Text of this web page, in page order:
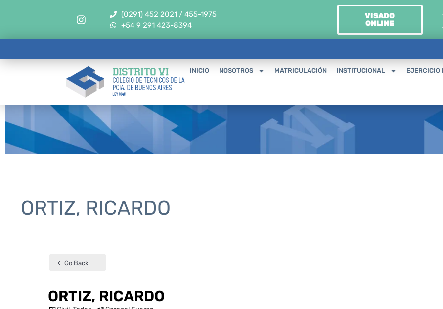
(0291) 452 2021 / 455-1975
+54 9 291 423-8394
VISADO
ONLINE
INICIO NOSOTROS MATRICULACIÓN INSTITUCIONAL EJERCICIO
ORTIZ, RICARDO
Go Back
ORTIZ, RICARDO